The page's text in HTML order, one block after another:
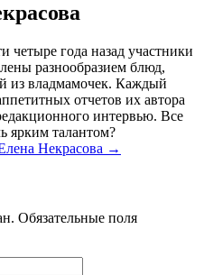
четыре года назад участники
разнообразием блюд,
из владмамочек. Каждый
отчетов их автора
интервью. Все
ярким талантом?
Некрасова →
Обязательные поля